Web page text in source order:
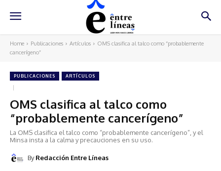
Home Publicaciones Artículos
OMS clasifica al talco como “probablemente
cancerígeno”
PUBLICACIONES ARTÍCULOS
OMS clasifica al talco como
“probablemente cancerígeno”
La OMS clasifica el talco como “probablemente cancerígeno”, y el
Minsa insta a la calma y precauciones en su uso.
By Redacción Entre Líneas